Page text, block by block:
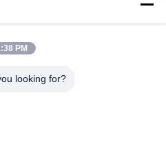
οικονομικής και τεχνολογικής
PM
looking for?